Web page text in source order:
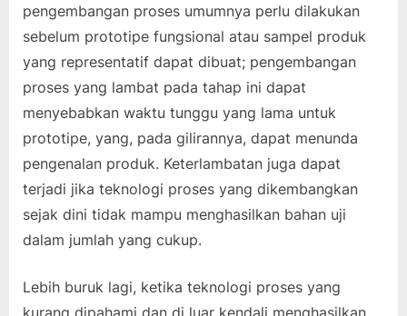
pengembangan proses umumnya perlu dilakukan
sebelum prototipe fungsional atau sampel produk
yang representatif dapat dibuat; pengembangan
proses yang lambat pada tahap ini dapat
menyebabkan waktu tunggu yang lama untuk
prototipe, yang, pada gilirannya, dapat menunda
pengenalan produk. Keterlambatan juga dapat
terjadi jika teknologi proses yang dikembangkan
sejak dini tidak mampu menghasilkan bahan uji
dalam jumlah yang cukup.
Lebih buruk lagi, ketika teknologi proses yang
kurang dipahami dan di luar kendali menghasilkan